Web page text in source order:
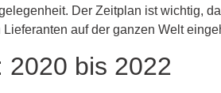
Der Zeitplan ist wichtig,
auf der ganzen Welt
2020 bis 2022